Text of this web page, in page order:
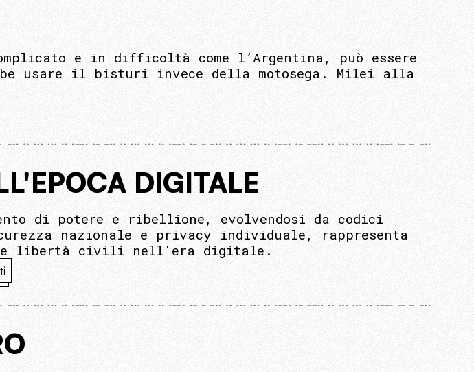
e in difficoltà come l’Argentina, può essere
usare il bisturi invece della motosega. Milei alla
DIGITALE
di potere e ribellione, evolvendosi da codici
nazionale e privacy individuale, rappresenta
e libertà civili nell'era digitale.